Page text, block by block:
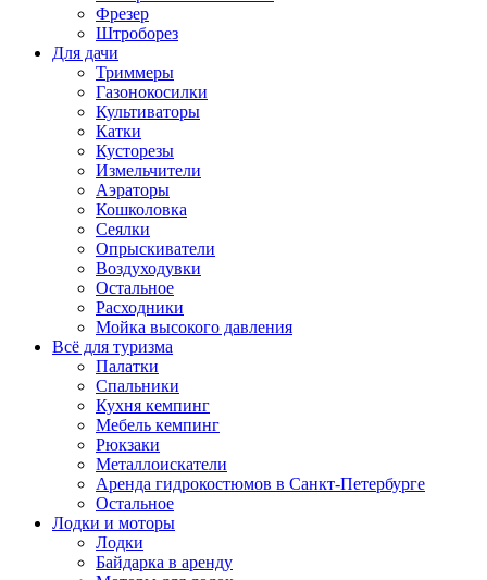
Фрезер
Штроборез
Для дачи
Триммеры
Газонокосилки
Культиваторы
Катки
Кусторезы
Измельчители
Аэраторы
Кошколовка
Сеялки
Опрыскиватели
Воздуходувки
Остальное
Расходники
Мойка высокого давления
Всё для туризма
Палатки
Спальники
Кухня кемпинг
Мебель кемпинг
Рюкзаки
Металлоискатели
Аренда гидрокостюмов в Санкт-Петербурге
Остальное
Лодки и моторы
Лодки
Байдарка в аренду